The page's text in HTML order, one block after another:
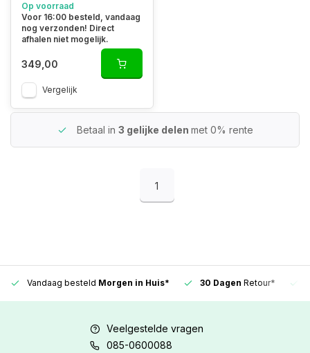
Op voorraad
Voor 16:00 besteld, vandaag
nog verzonden! Direct
afhalen niet mogelijk.
349,00
Vergelijk
Betaal in 3 gelijke delen met 0% rente
1
Vandaag besteld Morgen in Huis* 30 Dagen Retour*
Veelgestelde vragen
085-0600088